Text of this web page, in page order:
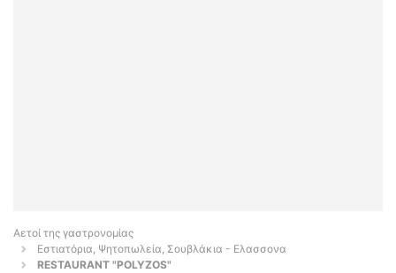
Αετοί της γαστρονομίας
Εστιατόρια, Ψητοπωλεία, Σουβλάκια - Ελασσονα
RESTAURANT "POLYZOS"